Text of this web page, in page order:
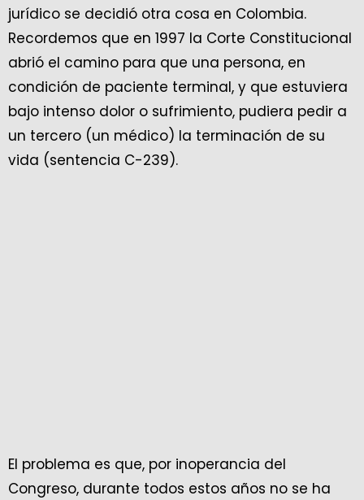
jurídico se decidió otra cosa en Colombia.
Recordemos que en 1997 la Corte Constitucional
abrió el camino para que una persona, en
condición de paciente terminal, y que estuviera
bajo intenso dolor o sufrimiento, pudiera pedir a
un tercero (un médico) la terminación de su
vida (sentencia C-239).
El problema es que, por inoperancia del
Congreso, durante todos estos años no se ha